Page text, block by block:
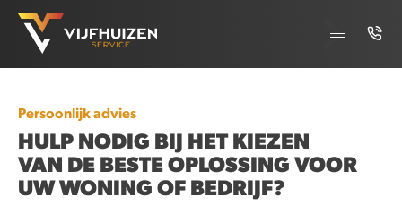
Persoonlijk advies
HULP NODIG BIJ HET KIEZEN
VAN DE BESTE OPLOSSING VOOR
UW WONING OF BEDRIJF?